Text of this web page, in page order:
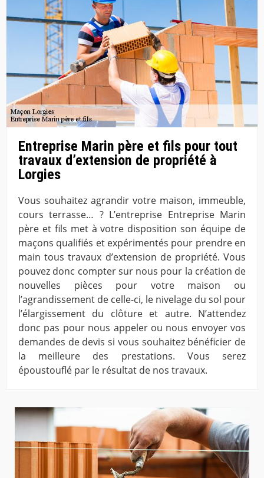
Entreprise Marin père et fils pour tout
travaux d’extension de propriété à
Lorgies
Vous souhaitez agrandir votre maison, immeuble,
cours terrasse… ? L’entreprise Entreprise Marin
père et fils met à votre disposition son équipe de
maçons qualifiés et expérimentés pour prendre en
main tous travaux d’extension de propriété. Vous
pouvez donc compter sur nous pour la création de
nouvelles pièces pour votre maison ou
l’agrandissement de celle-ci, le nivelage du sol pour
l’élargissement du clôture et autre. N’attendez
donc pas pour nous appeler ou nous envoyer vos
demandes de devis si vous souhaitez bénéficier de
la meilleure des prestations. Vous serez
époustouflé par le résultat de nos travaux.